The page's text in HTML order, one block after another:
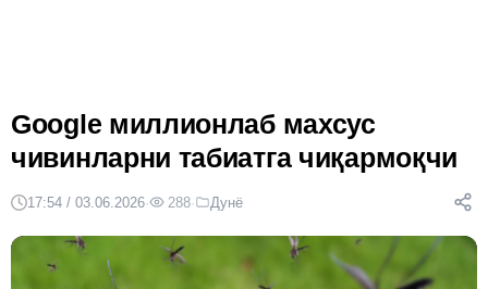
Google миллионлаб махсус
чивинларни табиатга чиқармоқчи
17:54 / 03.06.2026· 288· Дунё